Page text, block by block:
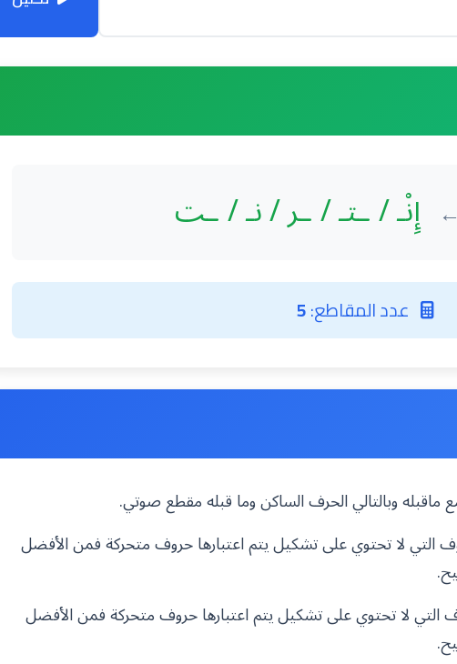
← إِنْـ / ـتـ / ـر / نـ / ـت
عدد المقاطع:5
ماقبله وبالتالي الحرف الساكن وما قبله مقطع صوتي.
لا تحتوي على تشكيل يتم اعتبارها حروف متحركة فمن الأفضل
لا تحتوي على تشكيل يتم اعتبارها حروف متحركة فمن الأفضل